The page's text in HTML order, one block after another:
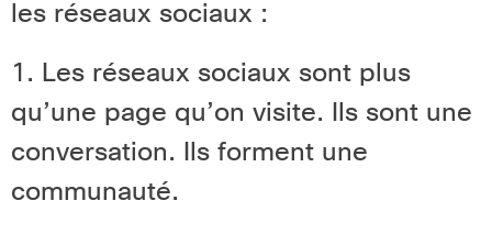
les réseaux sociaux :
1. Les réseaux sociaux sont plus
qu’une page qu’on visite. Ils sont une
conversation. Ils forment une
communauté.